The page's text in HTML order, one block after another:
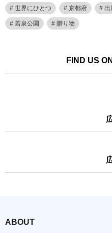
世界にひとつ 京都府 出
若泉公園 贈り物
FIND US
ABOUT